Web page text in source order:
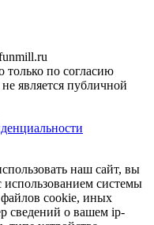
только по согласию
является публичной
наш cайт, вы
использованием системы
cookie, иных
сведений о вашем ip-